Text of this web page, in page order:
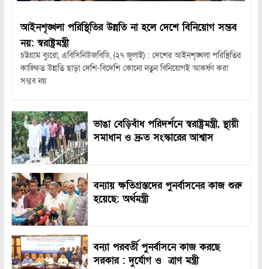
আইনশৃঙ্খলা পরিস্থিতির উন্নতি না হলে দেশে বিনিয়োগ সম্ভব
নয়: স্বরাষ্ট্রমন্ত্রী
চট্টগ্রাম ব্যুরো, এবিসিনিউজবিডি, (২৭ জুলাই) : দেশের আইনশৃঙ্খলা পরিস্থিতির
কাঙ্ক্ষিত উন্নতি ছাড়া দেশি-বিদেশি কোনো নতুন বিনিয়োগই আকর্ষণ করা
সম্ভব নয়
ভাঙা বেড়িবাঁধ পরিদর্শনে স্বরাষ্ট্রমন্ত্রী, স্থায়ী
সমাধান ও দ্রুত সংস্কারের আশ্বাস
বন্যায় ক্ষতিগ্রস্তদের পুনর্বাসনের কাজ শুরু
হয়েছে: অর্থমন্ত্রী
বন্যা পরবর্তী পুনর্বাসনে কাজ করছে
সরকার : দুর্যোগ ও ত্রাণ মন্ত্রী